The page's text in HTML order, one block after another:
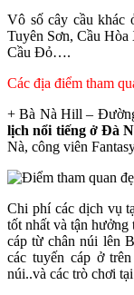
Vô số cây cầu khác
Tuyên Sơn, Cầu
Cầu Đỏ….
Các địa điểm tham
+ Bà Nà Hill –
lịch nổi tiếng ở Đà
Nà, công viên
Chi phí các dịch vụ
tốt nhất và tận
cáp từ chân núi lên
các tuyến cáp ở
núi..và các trò chơi